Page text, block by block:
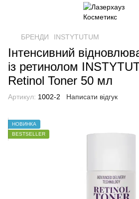
БРЕНДИ INSTYTUTUM
Інтенсивний
із ретинолом
Retinol Toner 50 мл
Артикул: 1002-2 Написати відгук
НОВИНКА
BESTSELLER